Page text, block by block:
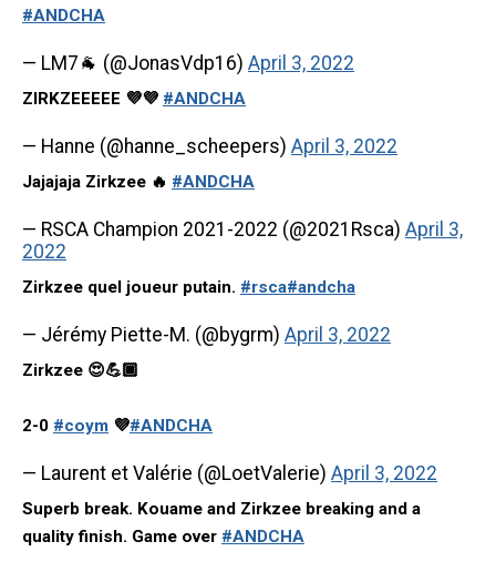
#ANDCHA
— LM7🐐 (@JonasVdp16) April 3, 2022
ZIRKZEEEEE 💜💜 #ANDCHA
— Hanne (@hanne_scheepers) April 3, 2022
Jajajaja Zirkzee 🔥 #ANDCHA
— RSCA Champion 2021-2022 (@2021Rsca) April 3,
2022
Zirkzee quel joueur putain. #rsca#andcha
— Jérémy Piette-M. (@bygrm) April 3, 2022
Zirkzee 😍💪🏿
2-0 #coym 💜#ANDCHA
— Laurent et Valérie (@LoetValerie) April 3, 2022
Superb break. Kouame and Zirkzee breaking and a
quality finish. Game over #ANDCHA